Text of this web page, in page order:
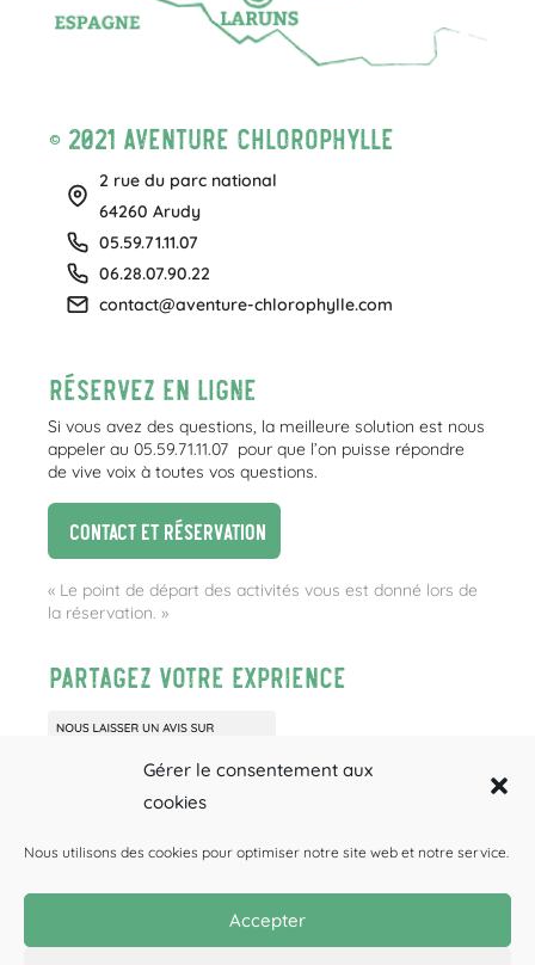
Gérer le consentement aux
cookies
Nous utilisons des cookies pour optimiser notre site web et notre service.
Accepter
© 2021 Aventure Chlorophylle
2 rue du parc national
64260 Arudy
05.59.71.11.07
06.28.07.90.22
contact@aventure-chlorophylle.com
Réservez en ligne
Si vous avez des questions, la meilleure solution est nous
appeler au 05.59.71.11.07 pour que l’on puisse répondre
de vive voix à toutes vos questions.
Contact et réservation
« Le point de départ des activités vous est donné lors de
la réservation. »
Partagez votre exprience
Canyoning Rafting Spéléologie BONS CADEAUX